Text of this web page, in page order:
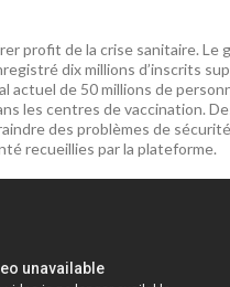
profit de la crise sanitaire. Le
dix millions d’inscrits
actuel de 50 millions de
les centres de vaccination.
des problèmes de
recueillies par la plateforme.